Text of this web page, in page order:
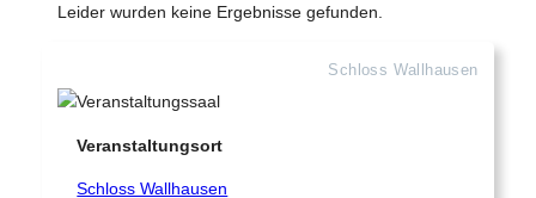
Leider wurden keine Ergebnisse gefunden.
Schloss Wallhausen
Veranstaltungsort
Schloss Wallhausen